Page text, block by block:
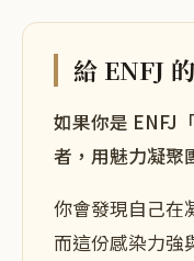
給 ENFJ
如果你是 ENFJ
者，用魅力凝聚
你會發現自己在
而這份感染力強